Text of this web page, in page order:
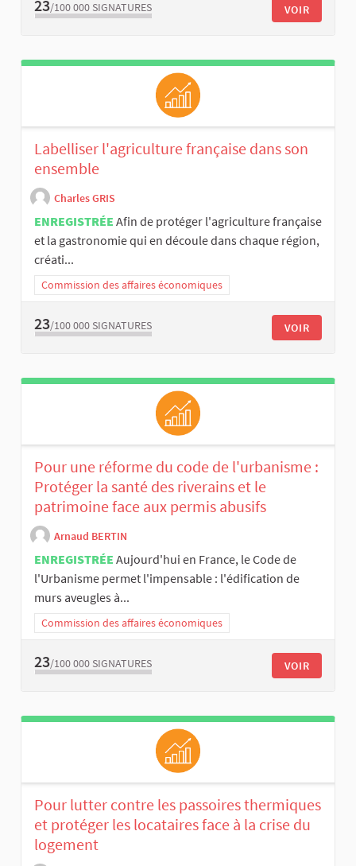
23/100 000 SIGNATURES VOIR
Labelliser l'agriculture française dans son
ensemble
Charles GRIS
ENREGISTRÉE Afin de protéger l'agriculture française
et la gastronomie qui en découle dans chaque région,
créati...
Commission des affaires économiques
23/100 000 SIGNATURES VOIR
Pour une réforme du code de l'urbanisme :
Protéger la santé des riverains et le
patrimoine face aux permis abusifs
Arnaud BERTIN
ENREGISTRÉE Aujourd'hui en France, le Code de
l'Urbanisme permet l'impensable : l'édification de
murs aveugles à...
Commission des affaires économiques
23/100 000 SIGNATURES VOIR
Pour lutter contre les passoires thermiques
et protéger les locataires face à la crise du
logement